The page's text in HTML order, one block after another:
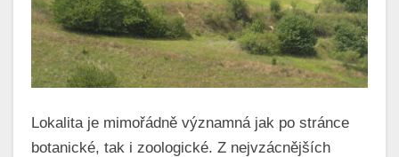
Lokalita je mimořádně významná jak po stránce
botanické, tak i zoologické. Z nejvzácnějších